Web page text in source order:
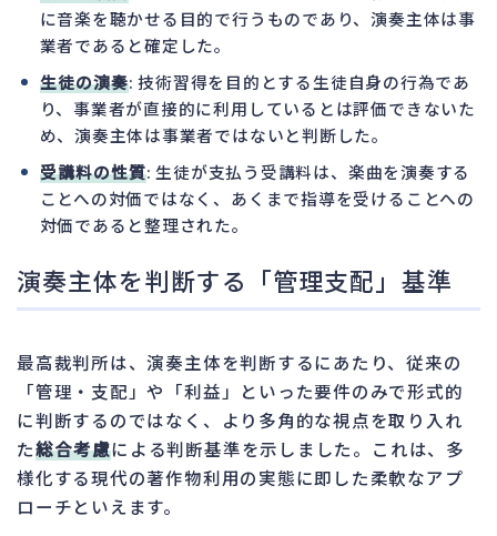
に音楽を聴かせる目的で行うものであり、演奏主体は事
業者であると確定した。
生徒の演奏: 技術習得を目的とする生徒自身の行為であ
り、事業者が直接的に利用しているとは評価できないた
め、演奏主体は事業者ではないと判断した。
受講料の性質: 生徒が支払う受講料は、楽曲を演奏する
ことへの対価ではなく、あくまで指導を受けることへの
対価であると整理された。
演奏主体を判断する「管理支配」基準
最高裁判所は、演奏主体を判断するにあたり、従来の
「管理・支配」や「利益」といった要件のみで形式的
に判断するのではなく、より多角的な視点を取り入れ
た総合考慮による判断基準を示しました。これは、多
様化する現代の著作物利用の実態に即した柔軟なアプ
ローチといえます。